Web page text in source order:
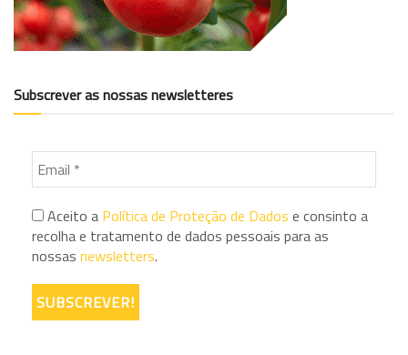
Subscrever as nossas newsletteres
Aceito a Política de Proteção de Dados e consinto a
recolha e tratamento de dados pessoais para as
nossas newsletters.